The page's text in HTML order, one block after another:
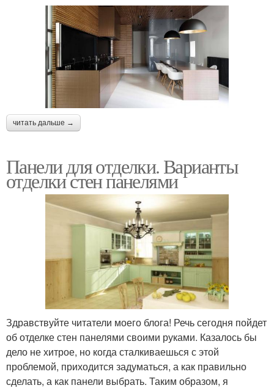
читать дальше →
Панели для отделки. Варианты
отделки стен панелями
Здравствуйте читатели моего блога! Речь сегодня пойдет
об отделке стен панелями своими руками. Казалось бы
дело не хитрое, но когда сталкиваешься с этой
проблемой, приходится задуматься, а как правильно
сделать, а как панели выбрать. Таким образом, я